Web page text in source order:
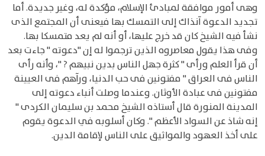
وهى أمور موافقة لمبادئ الإسلام، مؤكدة له، وغير جديدة. أما
تجديد الدعوة آنذاك إلى التمسك بها فيعنى أن المجتمع الذى
نشأ فيه الشيخ كان قد خرج عليها، أو أنه لم يعد متمسكا بها.
وفى هذا يقول معاصروه الذين ترجموا له إن "دعوته " جاءت بعد
أن قرأ العلم ورأى " كثرة جهل الناس بدين نبيهم ? "، وأنه رأى
الناس فى العراق " مفتونين فى حب الدنيا، ورآهم فى العيينة
مفتونين فى عبادة الأوثان. وعندما وصلت أنباء دعوته إلى
المدينة المنورة قال أستاذه الشيخ محمد بن سليمان الكردى "
إنه شاذ عن السواد الأعظم ". وكان أسلوبه في الدعوة يقوم
على أخذ العهود والمواثيق على الناس لإقامة الدين.